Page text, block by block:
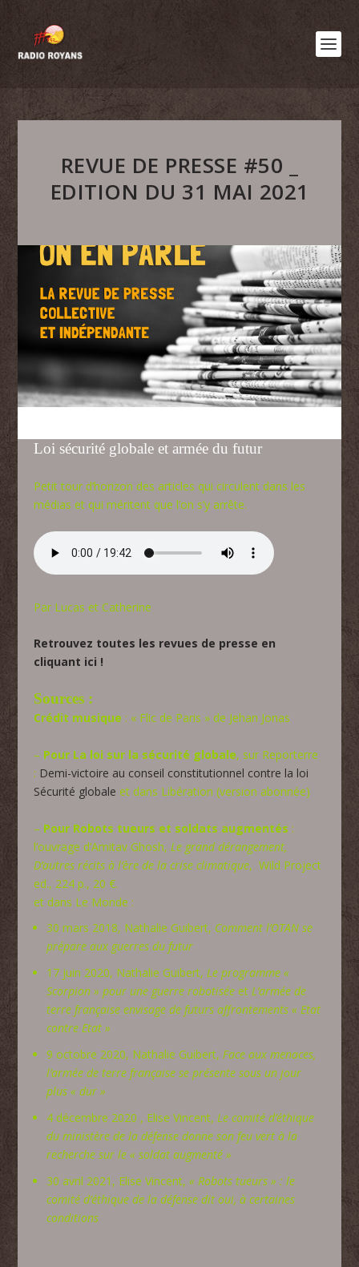
REVUE DE PRESSE #50 _
EDITION DU 31 MAI 2021
Loi sécurité globale et armée du futur
Petit tour d’horizon des articles qui circulent dans les
médias et qui méritent que l’on s’y arrête.
Par Lucas et Catherine
Retrouvez toutes les revues de presse en
cliquant ici !
Sources :
Crédit musique : « Flic de Paris » de Jehan Jonas
– Pour La loi sur la sécurité globale, sur Reporterre
: Demi-victoire au conseil constitutionnel contre la loi
Sécurité globale et dans Libération (version abonnée)
– Pour Robots tueurs et soldats augmentés :
l’ouvrage d’Amitav Ghosh, Le grand dérangement,
D’autres récits à l’ère de la crise climatique, Wild Project
ed., 224 p., 20 €.
et dans Le Monde :
30 mars 2018, Nathalie Guibert, Comment l’OTAN se
prépare aux guerres du futur
17 juin 2020, Nathalie Guibert,Le programme «
Scorpion » pour une guerre robotisée etL’armée de
terre française envisage de futurs affrontements « Etat
contre Etat »
9 octobre 2020, Nathalie Guibert,Face aux menaces,
l’armée de terre française se présente sous un jour
plus « dur »
4 décembre 2020 , Elise Vincent, Le comité d’éthique
du ministère de la défense donne son feu vert à la
recherche sur le « soldat augmenté »
30 avril 2021, Elise Vincent,« Robots tueurs » : le
comité d’éthique de la défense dit oui, à certaines
conditions